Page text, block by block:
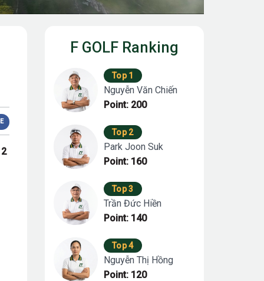
F GOLF Ranking
Top 1
Nguyễn Văn Chiến
Point: 200
Top 2
Park Joon Suk
Point: 160
Top 3
Trần Đức Hiền
Point: 140
Top 4
Nguyễn Thị Hồng
Point: 120